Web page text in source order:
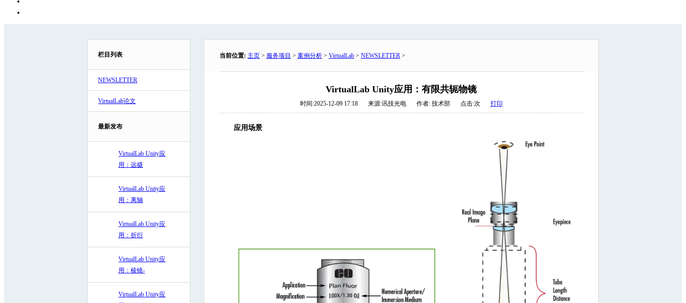
栏目列表
NEWSLETTER
VirtualLab论文
最新发布
VirtualLab Unity应
用：远摄
VirtualLab Unity应
用：离轴
VirtualLab Unity应
用：折衍
VirtualLab Unity应
用：棱镜-
VirtualLab Unity应
当前位置: 主页 > 服务项目 > 案例分析 > VirtualLab > NEWSLETTER >
VirtualLab Unity应用：有限共轭物镜
时间:2025-12-09 17:18 来源:讯技光电 作者:技术部 点击:次 打印
应用场景